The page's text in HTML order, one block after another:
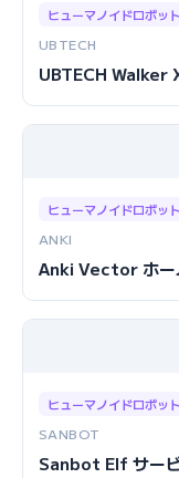
ヒューマノイドロボット
UBTECH
UBTECH Walker
ヒューマノイドロボット
ANKI
Anki Vector ホー
ヒューマノイドロボット
SANBOT
Sanbot Elf サー